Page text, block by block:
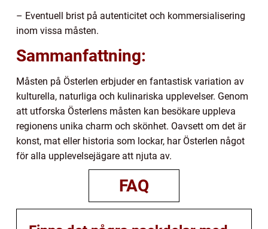
– Eventuell brist på autenticitet och kommersialisering
inom vissa måsten.
Sammanfattning:
Måsten på Österlen erbjuder en fantastisk variation av
kulturella, naturliga och kulinariska upplevelser. Genom
att utforska Österlens måsten kan besökare uppleva
regionens unika charm och skönhet. Oavsett om det är
konst, mat eller historia som lockar, har Österlen något
för alla upplevelsejägare att njuta av.
FAQ